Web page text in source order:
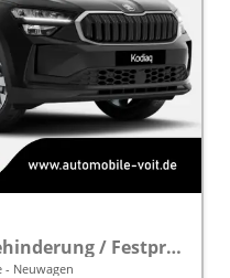
Selection 100% Schwerbehinderung / Festpreisgarantie* Modelljahr 2.0 TDI 193 PS DSG 4x4 "Sonderangebot bei Schwerbehinderung" frei konfigurierbar!
Neuwagen